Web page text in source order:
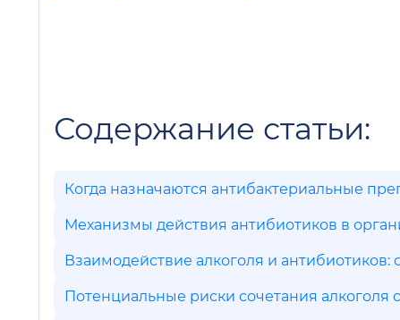
Содержание статьи:
Когда назначаются антибактериальные
Механизмы действия антибиотиков в
Взаимодействие алкоголя и
Потенциальные риски сочетания алкоголя